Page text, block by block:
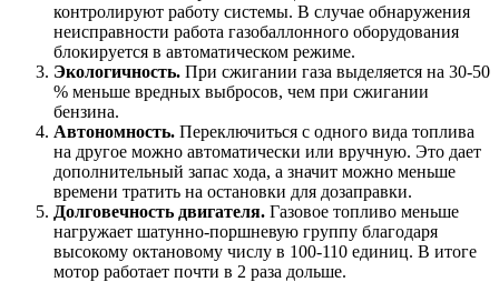
контролируют работу системы. В случае обнаружения
неисправности работа газобаллонного оборудования
блокируется в автоматическом режиме.
Экологичность. При сжигании газа выделяется на 30-50
% меньше вредных выбросов, чем при сжигании
бензина.
Автономность. Переключиться с одного вида топлива
на другое можно автоматически или вручную. Это дает
дополнительный запас хода, а значит можно меньше
времени тратить на остановки для дозаправки.
Долговечность двигателя. Газовое топливо меньше
нагружает шатунно-поршневую группу благодаря
высокому октановому числу в 100-110 единиц. В итоге
мотор работает почти в 2 раза дольше.